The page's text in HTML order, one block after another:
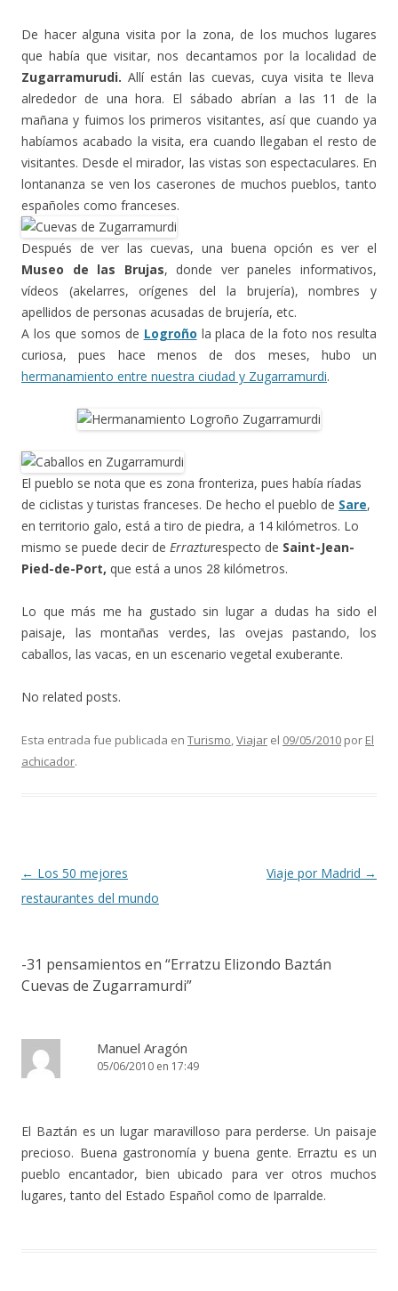
De hacer alguna visita por la zona, de los muchos lugares
que había que visitar, nos decantamos por la localidad de
Zugarramurudi. Allí están las cuevas, cuya visita te lleva
alrededor de una hora. El sábado abrían a las 11 de la
mañana y fuimos los primeros visitantes, así que cuando ya
habíamos acabado la visita, era cuando llegaban el resto de
visitantes. Desde el mirador, las vistas son espectaculares. En
lontananza se ven los caserones de muchos pueblos, tanto
españoles como franceses.
Después de ver las cuevas, una buena opción es ver el
Museo de las Brujas, donde ver paneles informativos,
vídeos (akelarres, orígenes del la brujería), nombres y
apellidos de personas acusadas de brujería, etc.
A los que somos de Logroño la placa de la foto nos resulta
curiosa, pues hace menos de dos meses, hubo un
hermanamiento entre nuestra ciudad y Zugarramurdi.
El pueblo se nota que es zona fronteriza, pues había ríadas
de ciclistas y turistas franceses. De hecho el pueblo de Sare,
en territorio galo, está a tiro de piedra, a 14 kilómetros. Lo
mismo se puede decir de Errazturespecto de Saint-Jean-
Pied-de-Port, que está a unos 28 kilómetros.
Lo que más me ha gustado sin lugar a dudas ha sido el
paisaje, las montañas verdes, las ovejas pastando, los
caballos, las vacas, en un escenario vegetal exuberante.
No related posts.
Esta entrada fue publicada en Turismo,Viajar el 09/05/2010 por El
achicador.
Navegación de entradas
← Los 50 mejores
restaurantes del mundo
Viaje por Madrid →
-31 pensamientos en “Erratzu Elizondo Baztán
Cuevas de Zugarramurdi”
Manuel Aragón
05/06/2010 en 17:49
El Baztán es un lugar maravilloso para perderse. Un paisaje
precioso. Buena gastronomía y buena gente. Erraztu es un
pueblo encantador, bien ubicado para ver otros muchos
lugares, tanto del Estado Español como de Iparralde.